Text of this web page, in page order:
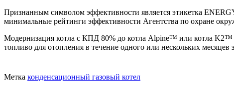
Признанным символом эффективности является этикетка
минимальные рейтинги эффективности Агентства по охране
Модернизация котла с КПД 80% до котла Alpine™ или котла K2™
топливо для отопления в течение одного или нескольких месяцев
Метка конденсационный газовый котел